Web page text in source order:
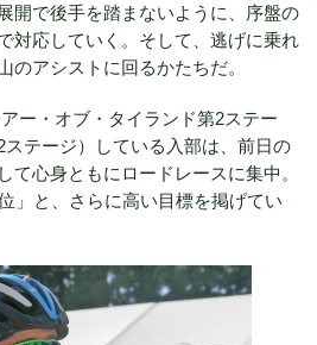
開で後手を踏まないように、序盤の
対応していく。そして、逃げに乗れ
のアシストに回るかたちだ。
ー・オブ・タイランド第2ステー
テージ）している入部は、前日の
て心身ともにロードレースに集中。
」と、さらに高い目標を掲げてい